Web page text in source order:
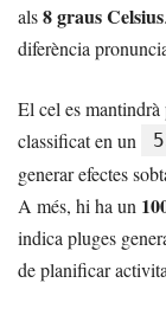
als8 graus Celsius
diferència
El cel es
classificat en un
generar efectes
A més, hi ha un
indica pluges
de planificar